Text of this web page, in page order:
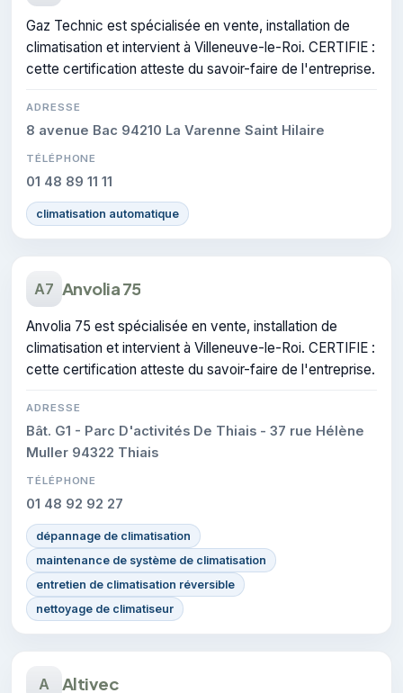
Gaz Technic est spécialisée en vente, installation de
climatisation et intervient à Villeneuve-le-Roi. CERTIFIE :
cette certification atteste du savoir-faire de l'entreprise.
ADRESSE
8 avenue Bac 94210 La Varenne Saint Hilaire
TÉLÉPHONE
01 48 89 11 11
climatisation automatique
A7 Anvolia 75
Anvolia 75 est spécialisée en vente, installation de
climatisation et intervient à Villeneuve-le-Roi. CERTIFIE :
cette certification atteste du savoir-faire de l'entreprise.
ADRESSE
Bât. G1 - Parc D'activités De Thiais - 37 rue Hélène
Muller 94322 Thiais
TÉLÉPHONE
01 48 92 92 27
dépannage de climatisation
maintenance de système de climatisation
entretien de climatisation réversible
nettoyage de climatiseur
A Altivec